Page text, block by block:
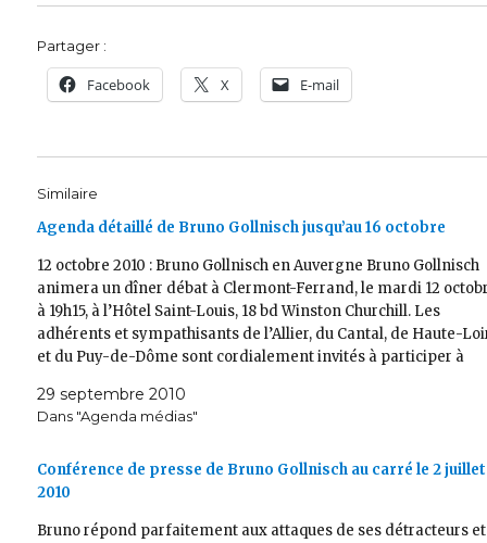
Partager :
Facebook X E-mail
Similaire
Agenda détaillé de Bruno Gollnisch jusqu’au 16 octobre
12 octobre 2010 : Bruno Gollnisch en Auvergne Bruno Gollnisch
animera un dîner débat à Clermont-Ferrand, le mardi 12
à 19h15, à l’Hôtel Saint-Louis, 18 bd Winston Churchill. Les
adhérents et sympathisants de l’Allier, du Cantal, de Haute-
et du Puy-de-Dôme sont cordialement invités à participer à
29 septembre 2010
Dans "Agenda médias"
Conférence de presse de Bruno Gollnisch au carré le 2 juillet
2010
Bruno répond parfaitement aux attaques de ses détracteurs et